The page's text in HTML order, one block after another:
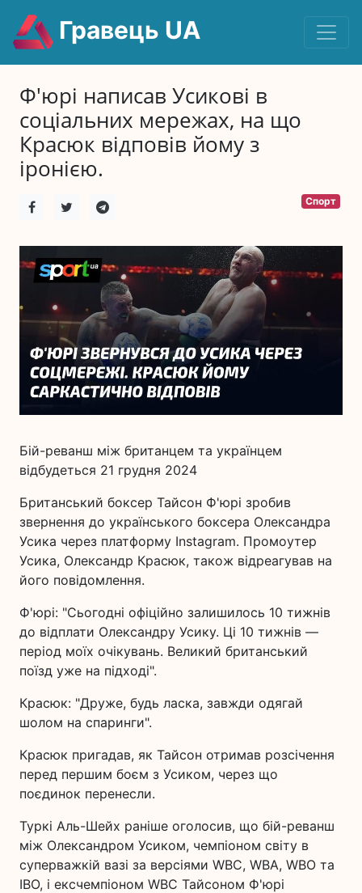
Гравець UA
Ф'юрі написав Усикові в
соціальних мережах, на що
Красюк відповів йому з
іронією.
Спорт
Бій-реванш між британцем та українцем
відбудеться 21 грудня 2024
Британський боксер Тайсон Ф'юрі зробив
звернення до українського боксера Олександра
Усика через платформу Instagram. Промоутер
Усика, Олександр Красюк, також відреагував на
його повідомлення.
Ф'юрі: "Сьогодні офіційно залишилось 10 тижнів
до відплати Олександру Усику. Ці 10 тижнів —
період моїх очікувань. Великий британський
поїзд уже на підході".
Красюк: "Друже, будь ласка, завжди одягай
шолом на спаринги".
Красюк пригадав, як Тайсон отримав розсічення
перед першим боєм з Усиком, через що
поєдинок перенесли.
Туркі Аль-Шейх раніше оголосив, що бій-реванш
між Олександром Усиком, чемпіоном світу в
суперважкій вазі за версіями WBC, WBA, WBO та
IBO, і ексчемпіоном WBC Тайсоном Ф'юрі